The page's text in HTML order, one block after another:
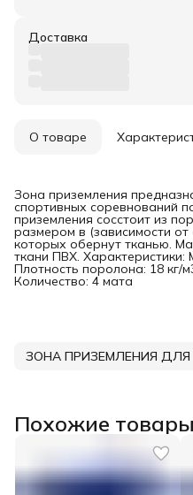
Доставка
О товаре
Зона приземления
спортивных соревнований
приземления сосстоит из
размером в (зависимости
которых обернут тканью.
ткани ПВХ.
Плотность поролона: 18 кг/
Количество: 4 мата
ЗОНА ПРИЗЕМЛЕНИЯ ДЛЯ
Похожие товары